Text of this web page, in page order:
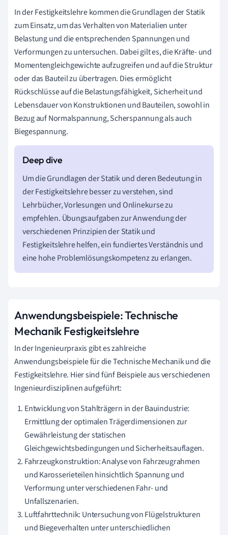
In der Festigkeitslehre kommen die Grundlagen der Statik
zum Einsatz, um das Verhalten von Materialien unter
Belastung und die entsprechenden Spannungen und
Verformungen zu untersuchen. Dabei gilt es, die Kräfte- und
Momentengleichgewichte aufzugreifen und auf die Struktur
oder das Bauteil zu übertragen. Dies ermöglicht
Rückschlüsse auf die Belastungsfähigkeit, Sicherheit und
Lebensdauer von Konstruktionen und Bauteilen, sowohl in
Bezug auf Normalspannung, Scherspannung als auch
Biegespannung.
Um die Grundlagen der Statik und deren Bedeutung in
der Festigkeitslehre besser zu verstehen, sind
Lehrbücher, Vorlesungen und Onlinekurse zu
empfehlen. Übungsaufgaben zur Anwendung der
verschiedenen Prinzipien der Statik und
Festigkeitslehre helfen, ein fundiertes Verständnis und
eine hohe Problemlösungskompetenz zu erlangen.
Anwendungsbeispiele: Technische
Mechanik Festigkeitslehre
In der Ingenieurpraxis gibt es zahlreiche
Anwendungsbeispiele für die Technische Mechanik und die
Festigkeitslehre. Hier sind fünf Beispiele aus verschiedenen
Ingenieurdisziplinen aufgeführt:
Entwicklung von Stahlträgern in der Bauindustrie:
Ermittlung der optimalen Trägerdimensionen zur
Gewährleistung der statischen
Gleichgewichtsbedingungen und Sicherheitsauflagen.
Fahrzeugkonstruktion: Analyse von Fahrzeugrahmen
und Karosserieteilen hinsichtlich Spannung und
Verformung unter verschiedenen Fahr- und
Unfallszenarien.
Luftfahrttechnik: Untersuchung von Flügelstrukturen
und Biegeverhalten unter unterschiedlichen